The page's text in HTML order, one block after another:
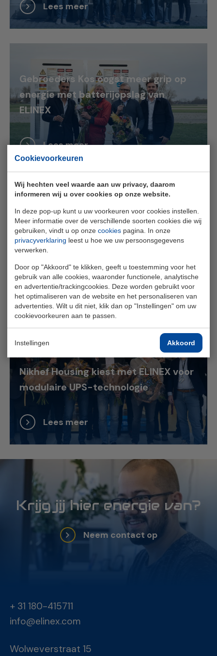
Cookievoorkeuren
Wij hechten veel waarde aan uw privacy, daarom
informeren wij u over cookies op onze website.
In deze pop-up kunt u uw voorkeuren voor cookies instellen.
Meer informatie over de verschillende soorten cookies die wij
gebruiken, vindt u op onze cookies pagina. In onze
privacyverklaring leest u hoe we uw persoonsgegevens
verwerken.
Door op "Akkoord" te klikken, geeft u toestemming voor het
gebruik van alle cookies, waaronder functionele, analytische
en advertentie/trackingcookies. Deze worden gebruikt voor
het optimaliseren van de website en het personaliseren van
advertenties. Wilt u dit niet, klik dan op "Instellingen" om uw
cookievoorkeuren aan te passen.
Instellingen Akkoord
Lees meer
Gebroeders Kos oogst meer grip op
energie met batterijopslag van
ELINEX
Lees meer
Slim omgaan met schaarse
stroomcapaciteit aan de Zeeuwse
kust
Lees meer
Nikhef Housing kiest met ELINEX voor
modulaire UPS-technologie
Lees meer
Krijg jij hier energie van?
Neem contact op
+ 31 180-415711
info@elinex.com
Wolweverstraat 15